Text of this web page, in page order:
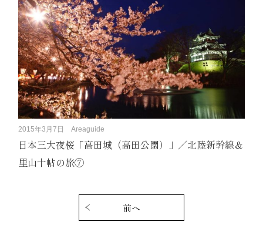
2015年3月7日 Areaguide
日本三大夜桜「高田城（高田公園）」／北陸新幹線＆
里山十帖の旅⑦
前へ